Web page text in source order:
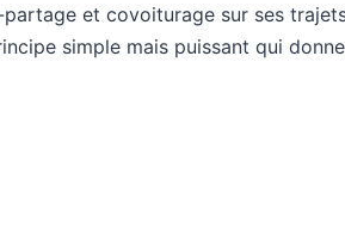
et covoiturage sur ses
simple mais puissant qui